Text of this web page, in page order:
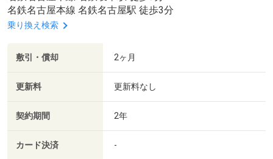
名鉄名古屋本線 名鉄名古屋駅 徒歩3分
乗り換え検索
敷引・償却 2ヶ月
更新料 更新料なし
契約期間 2年
カード決済 -